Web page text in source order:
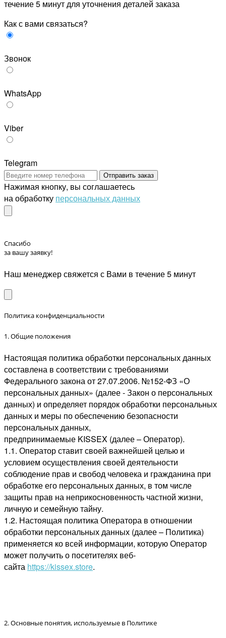
течение 5 минут для уточнения деталей заказа
Как с вами связаться?
Звонок
WhatsApp
Viber
Telegram
Отправить заказ
Нажимая кнопку, вы соглашаетесь
на обработку персональных данных
Спасибо
за вашу заявку!
Наш менеджер свяжется с Вами в течение 5 минут
Политика конфиденциальности
1. Общие положения
Настоящая политика обработки персональных данных
составлена в соответствии с требованиями
Федерального закона от 27.07.2006. №152-ФЗ «О
персональных данных» (далее - Закон о персональных
данных) и определяет порядок обработки персональных
данных и меры по обеспечению безопасности
персональных данных,
предпринимаемые KISSEX (далее – Оператор).
1.1. Оператор ставит своей важнейшей целью и
условием осуществления своей деятельности
соблюдение прав и свобод человека и гражданина при
обработке его персональных данных, в том числе
защиты прав на неприкосновенность частной жизни,
личную и семейную тайну.
1.2. Настоящая политика Оператора в отношении
обработки персональных данных (далее – Политика)
применяется ко всей информации, которую Оператор
может получить о посетителях веб-
сайта https://kissex.store.
2. Основные понятия, используемые в Политике